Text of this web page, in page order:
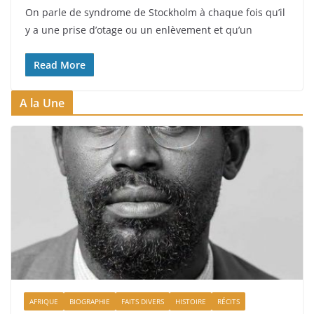
On parle de syndrome de Stockholm à chaque fois qu’il
y a une prise d’otage ou un enlèvement et qu’un
Read More
A la Une
AFRIQUE BIOGRAPHIE FAITS DIVERS HISTOIRE RÉCITS